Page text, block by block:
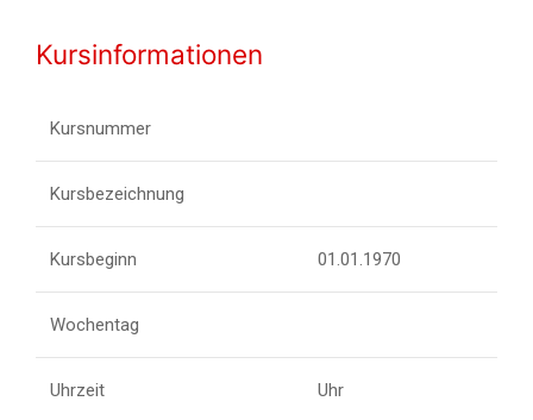
Kursinformationen
Kursnummer
Kursbezeichnung
Kursbeginn 01.01.1970
Wochentag
Uhrzeit Uhr